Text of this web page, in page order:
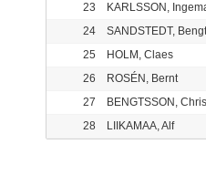
23
KARLSSON,
24
SANDSTEDT, Bengt
25
HOLM, Claes
26
ROSÉN, Bernt
27
BENGTSSON,
28
LIIKAMAA, Alf